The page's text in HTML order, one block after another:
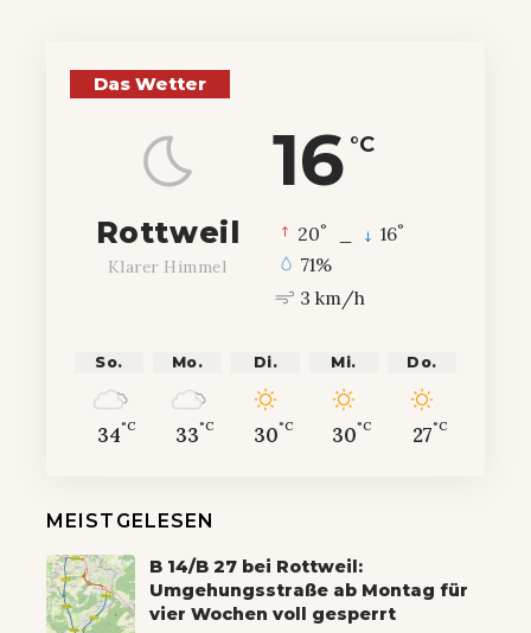
Das Wetter
16 °C
Rottweil
Klarer Himmel
20° 16°
71%
3 km/h
So.
34°C
Mo.
33°C
Di.
30°C
Mi.
30°C
Do.
27°C
MEISTGELESEN
B 14/B 27 bei Rottweil:
Umgehungsstraße ab Montag für
vier Wochen voll gesperrt